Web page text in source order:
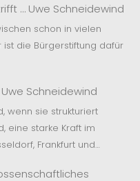
… Uwe Schneidewind
schon in vielen
ist die Bürgerstiftung dafür
Schneidewind
wenn sie strukturiert
eine starke Kraft im
Frankfurt und…